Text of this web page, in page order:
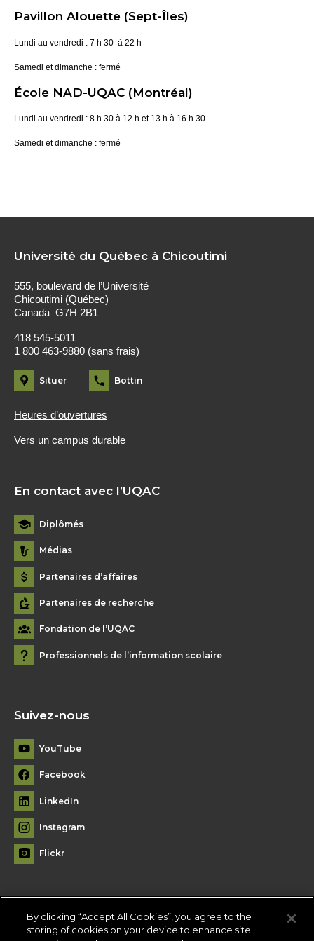
Pavillon Alouette (Sept-Îles)
Lundi au vendredi : 7 h 30 à 22 h
Samedi et dimanche : fermé
École NAD-UQAC (Montréal)
Lundi au vendredi : 8 h 30 à 12 h et 13 h à 16 h 30
Samedi et dimanche : fermé
Université du Québec à Chicoutimi
555, boulevard de l’Université
Chicoutimi (Québec)
Canada G7H 2B1
418 545-5011
1 800 463-9880 (sans frais)
Situer Bottin
Heures d’ouvertures
Vers un campus durable
En contact avec l’UQAC
Diplômés
Médias
Partenaires d’affaires
Partenaires de recherche
Fondation de l’UQAC
Professionnels de l’information scolaire
Suivez-nous
YouTube
Facebook
LinkedIn
Instagram
Flickr
Plan du site
By clicking “Accept All Cookies”, you agree to the
storing of cookies on your device to enhance site